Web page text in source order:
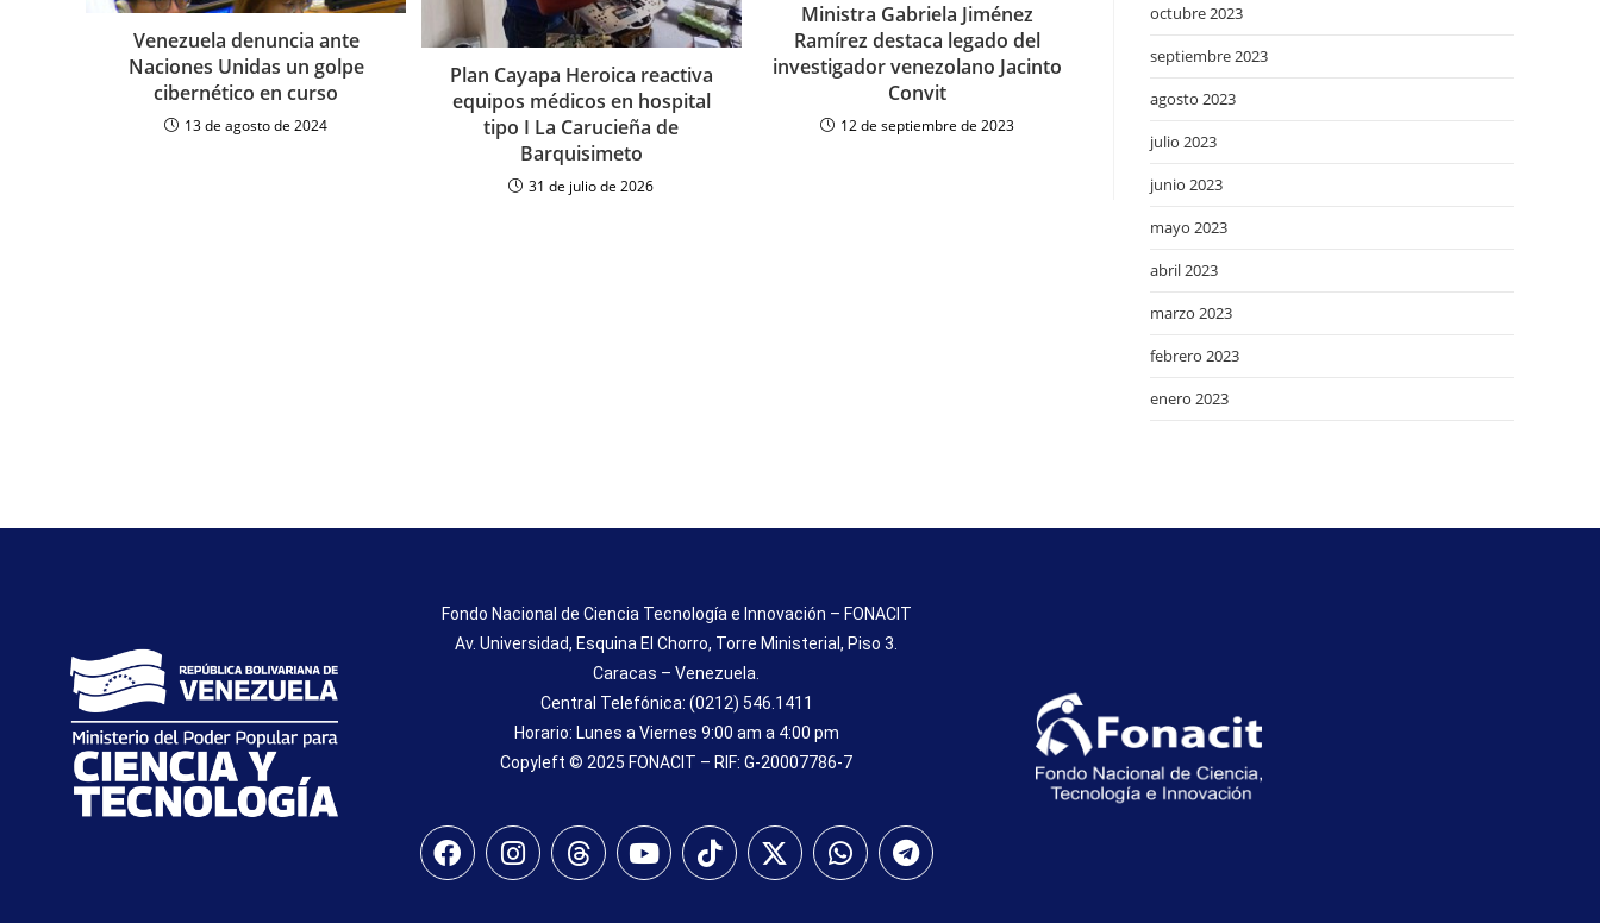
Venezuela denuncia ante
Naciones Unidas un golpe
cibernético en curso
13 de agosto de 2024
Plan Cayapa Heroica reactiva
equipos médicos en hospital
tipo I La Carucieña de
Barquisimeto
31 de julio de 2026
Ministra Gabriela Jiménez
Ramírez destaca legado del
investigador venezolano Jacinto
Convit
12 de septiembre de 2023
octubre 2023
septiembre 2023
agosto 2023
julio 2023
junio 2023
mayo 2023
abril 2023
marzo 2023
febrero 2023
enero 2023
Fondo Nacional de Ciencia Tecnología e Innovación – FONACIT
Av. Universidad, Esquina El Chorro, Torre Ministerial, Piso 3.
Caracas – Venezuela.
Central Telefónica: (0212) 546.1411
Horario: Lunes a Viernes 9:00 am a 4:00 pm
Copyleft © 2025 FONACIT – RIF: G-20007786-7